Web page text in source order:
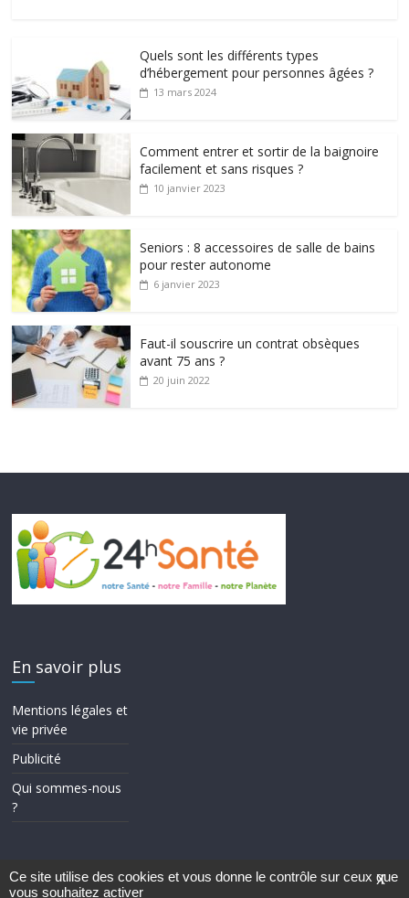
Quels sont les différents types
d’hébergement pour personnes âgées ?
13 mars 2024
Comment entrer et sortir de la baignoire
facilement et sans risques ?
10 janvier 2023
Seniors : 8 accessoires de salle de bains
pour rester autonome
6 janvier 2023
Faut-il souscrire un contrat obsèques
avant 75 ans ?
20 juin 2022
En savoir plus
Mentions légales et
vie privée
Publicité
Qui sommes-nous
?
X
Ce site utilise des cookies et vous donne le contrôle sur ceux que
vous souhaitez activer